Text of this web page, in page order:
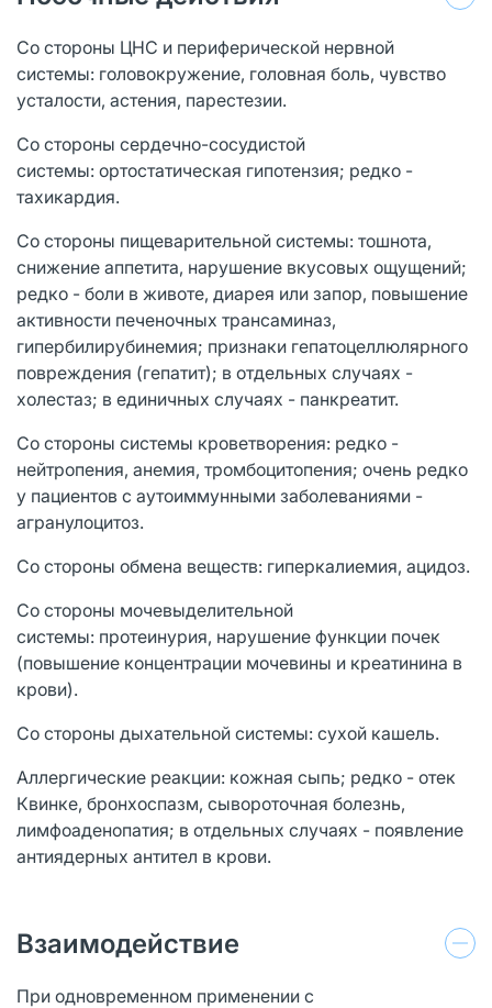
Со стороны ЦНС и периферической нервной
системы: головокружение, головная боль, чувство
усталости, астения, парестезии.
Со стороны сердечно-сосудистой
системы: ортостатическая гипотензия; редко -
тахикардия.
Со стороны пищеварительной системы: тошнота,
снижение аппетита, нарушение вкусовых ощущений;
редко - боли в животе, диарея или запор, повышение
активности печеночных трансаминаз,
гипербилирубинемия; признаки гепатоцеллюлярного
повреждения (гепатит); в отдельных случаях -
холестаз; в единичных случаях - панкреатит.
Со стороны системы кроветворения: редко -
нейтропения, анемия, тромбоцитопения; очень редко
у пациентов с аутоиммунными заболеваниями -
агранулоцитоз.
Со стороны обмена веществ: гиперкалиемия, ацидоз.
Со стороны мочевыделительной
системы: протеинурия, нарушение функции почек
(повышение концентрации мочевины и креатинина в
крови).
Со стороны дыхательной системы: сухой кашель.
Аллергические реакции: кожная сыпь; редко - отек
Квинке, бронхоспазм, сывороточная болезнь,
лимфоаденопатия; в отдельных случаях - появление
антиядерных антител в крови.
Взаимодействие
При одновременном применении с